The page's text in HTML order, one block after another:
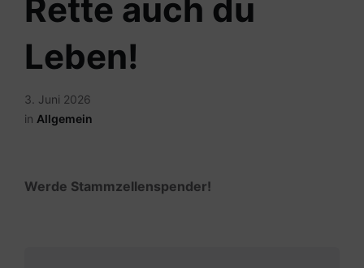
Rette auch du
Leben!
3. Juni 2026
in Allgemein
Werde Stammzellenspender!